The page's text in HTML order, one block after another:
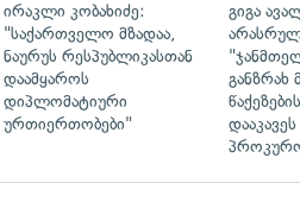
ირაკლი კობახიძე:
"საქართველო მზადაა,
ნაურუს რესპუბლიკასთან
დაამყაროს
დიპლომატიური
ურთიერთობები"
გიგა
განზრახ